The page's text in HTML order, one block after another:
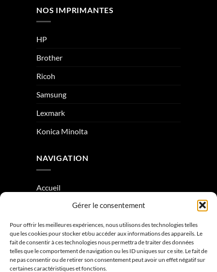
Gérer le consentement
Pour offrir les meilleures expériences, nous utilisons des technologies telles
que les cookies pour stocker et/ou accéder aux informations des appareils. Le
fait de consentir à ces technologies nous permettra de traiter des données
telles que le comportement de navigation ou les ID uniques sur ce site. Le fait de
ne pas consentir ou de retirer son consentement peut avoir un effet négatif sur
certaines caractéristiques et fonctions.
NOS IMPRIMANTES
HP
Brother
Ricoh
Samsung
Lexmark
Konica Minolta
NAVIGATION
Accueil
Condition générale de vente
Mentions légales
Contactez-nous